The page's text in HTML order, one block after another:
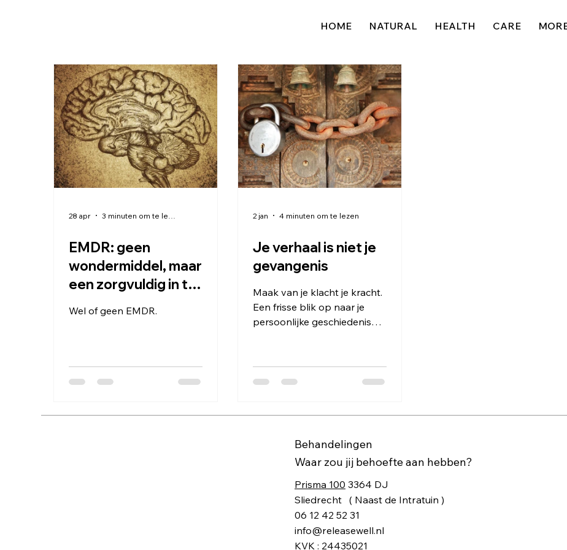
HOME NATURAL HEALTH CARE
EMDR: geen
wondermiddel, maar
een zorgvuldig in te
Wel of geen EMDR.
28 apr
Je verhaal is niet je
gevangenis
Maak van je klacht je kracht.
Een frisse blik op naar je
persoonlijke geschiedenis
2 jan 4 minuten om te lezen
Behandelingen
Waar zou jij behoefte aan hebben?
Prisma 100 3364 DJ
Sliedrecht ( Naast de Intratuin )​
06 12 42 52 31
info@releasewell.nl
KVK : 24435021